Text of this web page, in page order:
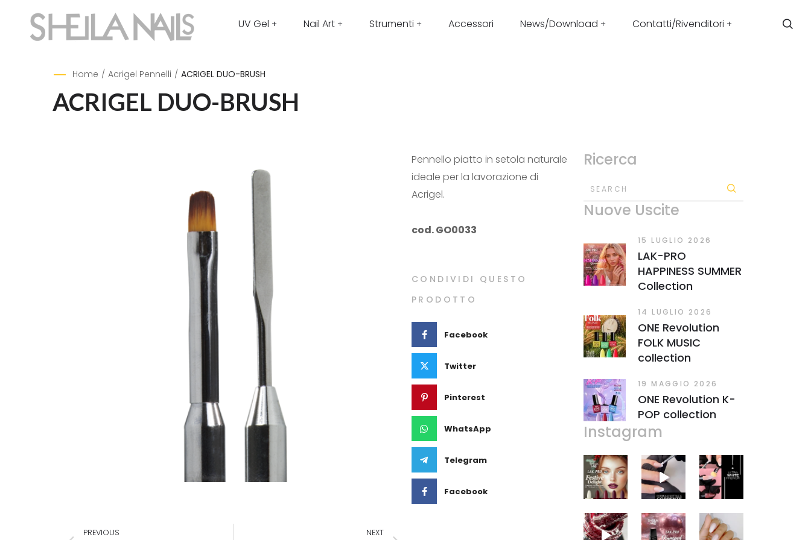
UV Gel Nail Art Strumenti Accessori News/Download Contatti/Rivenditori
Home / Acrigel Pennelli / ACRIGEL DUO-BRUSH
ACRIGEL DUO-BRUSH
PREVIOUS NEXT
Pennello piatto in setola naturale
ideale per la lavorazione di
Acrigel.
cod. GO0033
CONDIVIDI QUESTO
PRODOTTO
Facebook
Twitter
Pinterest
WhatsApp
Telegram
Facebook
Ricerca
SEARCH
Nuove Uscite
15 LUGLIO 2026
LAK-PRO
HAPPINESS SUMMER
Collection
14 LUGLIO 2026
ONE Revolution
FOLK MUSIC
collection
19 MAGGIO 2026
ONE Revolution K-
POP collection
Instagram